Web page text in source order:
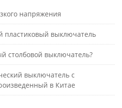
напряжения
пластиковый выключатель
столбовой выключатель?
выключатель с
в Китае